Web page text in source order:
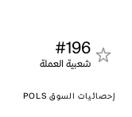
#196
شعبية العملة
إحصائيات السوق POLS